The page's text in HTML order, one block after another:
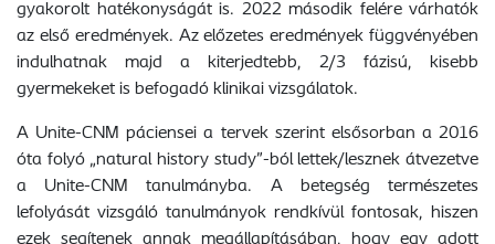
gyakorolt hatékonyságát is. 2022 második felére várhatók
az első eredmények. Az előzetes eredmények függvényében
indulhatnak majd a kiterjedtebb, 2/3 fázisú, kisebb
gyermekeket is befogadó klinikai vizsgálatok.
A Unite-CNM páciensei a tervek szerint elsősorban a 2016
óta folyó „natural history study”-ból lettek/lesznek átvezetve
a Unite-CNM tanulmányba. A betegség természetes
lefolyását vizsgáló tanulmányok rendkívül fontosak, hiszen
ezek segítenek annak megállapításában, hogy egy adott